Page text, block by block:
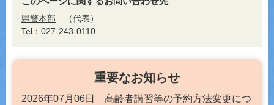
県警本部
代表
Tel：027-243-0110
重要なお知らせ
2026年07月06日 高齢者講習等の予約方法変更につ